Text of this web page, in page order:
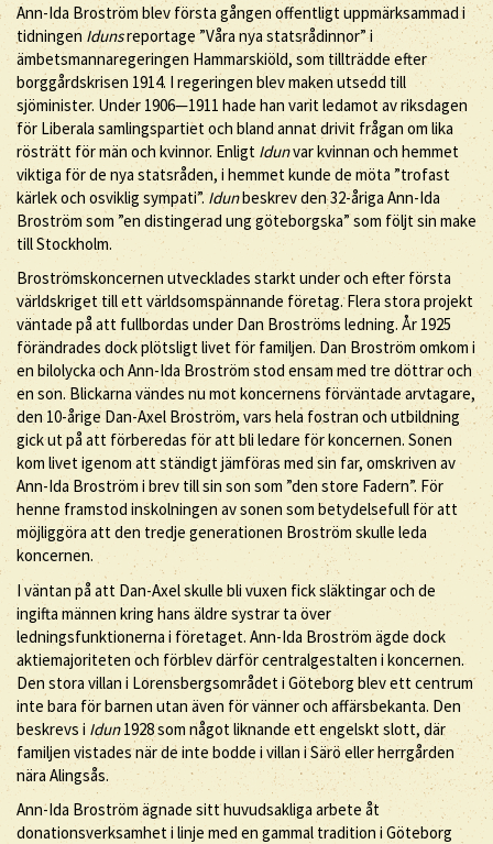
Ann-Ida Broström blev första gången offentligt uppmärksammad i
tidningenIdunsreportage ”Våra nya statsrådinnor” i
ämbetsmannaregeringen Hammarskiöld, som tillträdde efter
borggårdskrisen 1914. I regeringen blev maken utsedd till
sjöminister. Under 1906—1911 hade han varit ledamot av riksdagen
för Liberala samlingspartiet och bland annat drivit frågan om lika
rösträtt för män och kvinnor. Enligt Idunvar kvinnan och hemmet
viktiga för de nya statsråden, i hemmet kunde de möta ”trofast
kärlek och osviklig sympati”. Idunbeskrev den 32-åriga Ann-Ida
Broström som ”en distingerad ung göteborgska” som följt sin make
till Stockholm.
Broströmskoncernen utvecklades starkt under och efter första
världskriget till ett världsomspännande företag. Flera stora projekt
väntade på att fullbordas under Dan Broströms ledning. År 1925
förändrades dock plötsligt livet för familjen. Dan Broström omkom i
en bilolycka och Ann-Ida Broström stod ensam med tre döttrar och
en son. Blickarna vändes nu mot koncernens förväntade arvtagare,
den 10-årige Dan-Axel Broström, vars hela fostran och utbildning
gick ut på att förberedas för att bli ledare för koncernen. Sonen
kom livet igenom att ständigt jämföras med sin far, omskriven av
Ann-Ida Broström i brev till sin son som ”den store Fadern”. För
henne framstod inskolningen av sonen som betydelsefull för att
möjliggöra att den tredje generationen Broström skulle leda
koncernen.
I väntan på att Dan-Axel skulle bli vuxen fick släktingar och de
ingifta männen kring hans äldre systrar ta över
ledningsfunktionerna i företaget. Ann-Ida Broström ägde dock
aktiemajoriteten och förblev därför centralgestalten i koncernen.
Den stora villan i Lorensbergsområdet i Göteborg blev ett centrum
inte bara för barnen utan även för vänner och affärsbekanta. Den
beskrevs i Idun1928 som något liknande ett engelskt slott, där
familjen vistades när de inte bodde i villan i Särö eller herrgården
nära Alingsås.
Ann-Ida Broström ägnade sitt huvudsakliga arbete åt
donationsverksamhet i linje med en gammal tradition i Göteborg